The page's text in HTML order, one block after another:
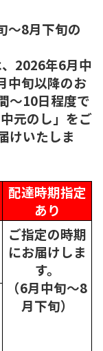
～8月下旬の
2026年6月中
中旬以降のお
～10日程度で
元のし」をご
けいたしま
配達時期指定
あり
ご指定の時期
にお届けしま
す。
（6月中旬～8
月下旬）